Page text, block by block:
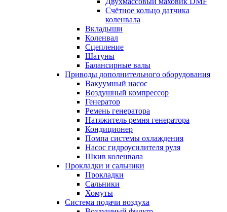
Счётное кольцо датчика
коленвала
Вкладыши
Коленвал
Сцепление
Шатуны
Балансирные валы
Приводы дополнительного оборудования
Вакуумный насос
Воздушный компрессор
Генератор
Ремень генератора
Натяжитель ремня генератора
Кондиционер
Помпа системы охлаждения
Насос гидроусилителя руля
Шкив коленвала
Прокладки и сальники
Прокладки
Сальники
Хомуты
Система подачи воздуха